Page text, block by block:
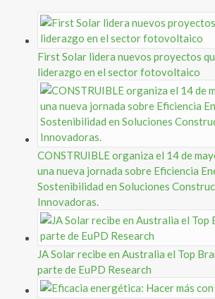
First Solar lidera nuevos proyectos
liderazgo en el sector fotovoltaico
CONSTRUIBLE organiza el 14 de
una nueva jornada sobre Eficiencia
Sostenibilidad en Soluciones
Innovadoras.
JA Solar recibe en Australia el Top
parte de EuPD Research